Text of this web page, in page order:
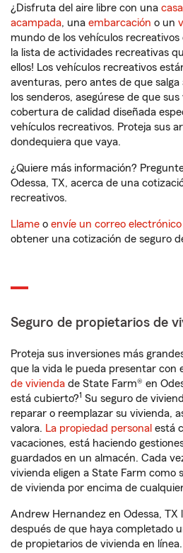
¿Disfruta del aire libre con una
acampada, una embarcación o un
mundo de los vehículos
la lista de actividades recreativas
ellos! Los vehículos recreativos
aventuras, pero antes de que salga
los senderos, asegúrese de que
cobertura de calidad diseñada
vehículos recreativos. Proteja sus
dondequiera que vaya.
¿Quiere más información?
Odessa, TX, acerca de una
recreativos.
Llame o envíe un correo
obtener una cotización de seguro
Seguro de propietarios de
Proteja sus inversiones más
que la vida le pueda presentar con
de vivienda de State Farm® en
está cubierto?1 Su seguro de
reparar o reemplazar su vivienda,
valora. La propiedad personal está
vacaciones, está haciendo
guardados en un almacén. Cada
vivienda eligen a State Farm como
de vivienda por encima de
Andrew Hernandez en Odessa, TX
después de que haya completado
de propietarios de vivienda en línea.